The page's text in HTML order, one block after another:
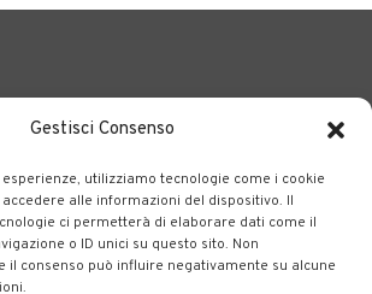
Gestisci Consenso
utilizziamo tecnologie come i cookie
alle informazioni del dispositivo. Il
ci permetterà di elaborare dati come il
o ID unici su questo sito. Non
il consenso può influire negativamente su alcune
portale delle tre società Consortili
pubblico locale su tutto il territorio
bergamasco.